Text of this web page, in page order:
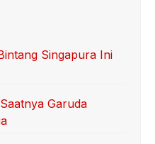
Singapura Ini
Garuda